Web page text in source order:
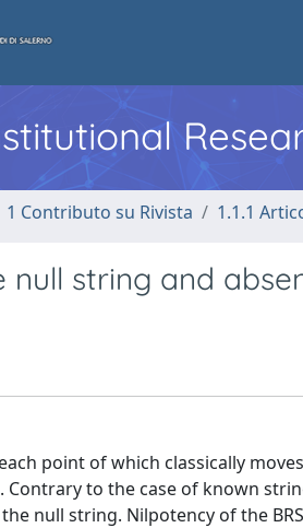
1 Contributo su Rivista 1.1.1
string and
point of which classically
to the case of known
null string. Nilpotency of the